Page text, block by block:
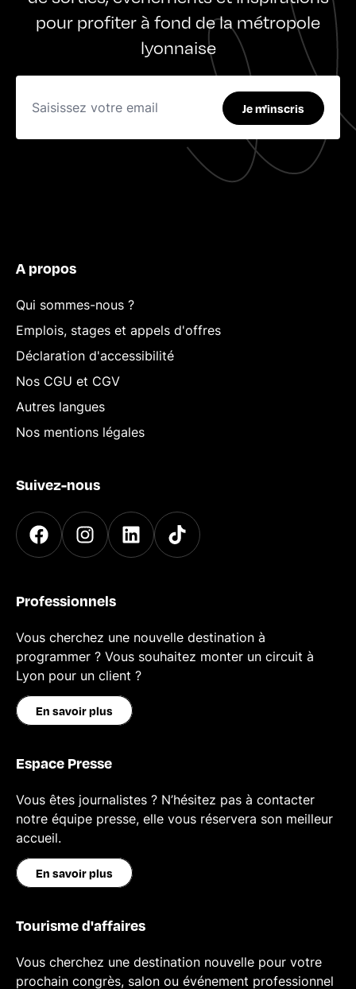
pour profiter à fond de la métropole
lyonnaise
Je m'inscris
A propos
Qui sommes-nous ?
Emplois, stages et appels d'offres
Déclaration d'accessibilité
Nos CGU et CGV
Autres langues
Nos mentions légales
Suivez-nous
Professionnels
Vous cherchez une nouvelle destination à
programmer ? Vous souhaitez monter un circuit à
Lyon pour un client ?
En savoir plus
Espace Presse
Vous êtes journalistes ? N’hésitez pas à contacter
notre équipe presse, elle vous réservera son meilleur
accueil.
En savoir plus
Tourisme d'affaires
Vous cherchez une destination nouvelle pour votre
prochain congrès, salon ou événement professionnel